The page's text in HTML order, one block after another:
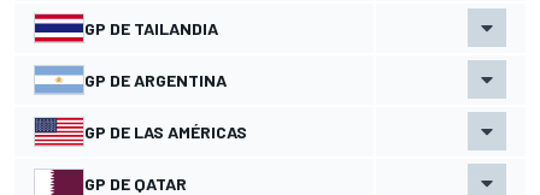
GP DE TAILANDIA
GP DE ARGENTINA
GP DE LAS AMÉRICAS
GP DE QATAR